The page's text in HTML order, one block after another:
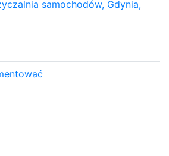
samochodów, Gdynia,